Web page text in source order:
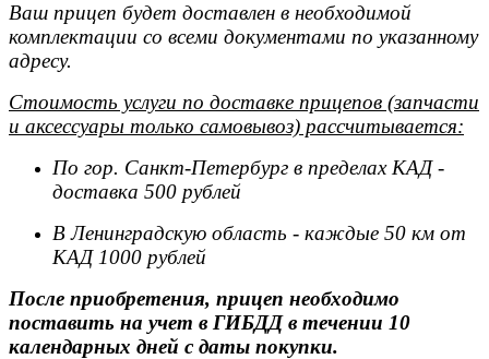
Ваш прицеп будет доставлен в необходимой
комплектации со всеми документами по указанному
адресу.
Стоимость услуги по доставке прицепов (запчасти
и аксессуары только самовывоз) рассчитывается:
По гор. Санкт-Петербург в пределах КАД -
доставка 500 рублей
В Ленинградскую область - каждые 50 км от
КАД 1000 рублей
После приобретения, прицеп необходимо
поставить на учет в ГИБДД в течении 10
календарных дней с даты покупки.